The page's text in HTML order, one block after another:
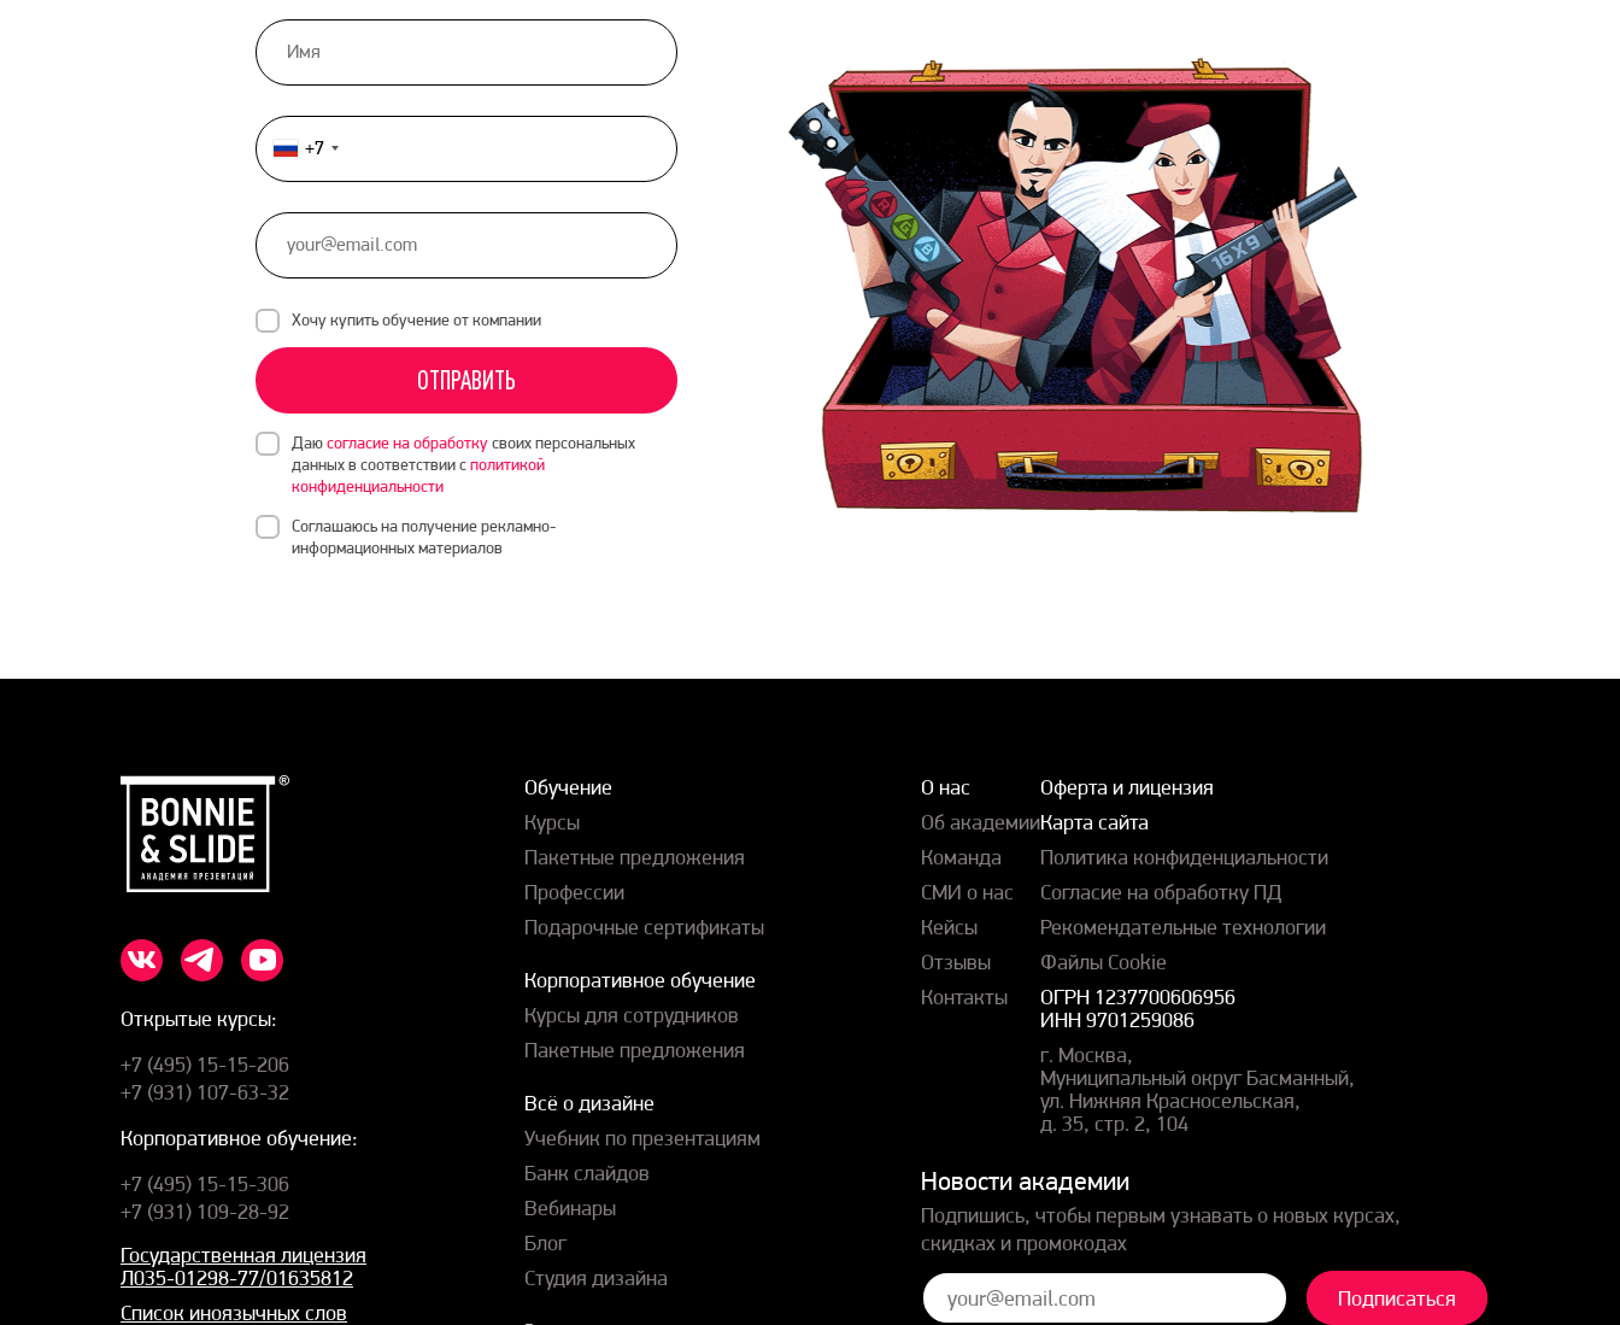
Россия
+7
+7
Хочу купить обучение от компании
ОТПРАВИТЬ
Даюсогласие на обработкусвоих персональных
данных в соответствии сполитикой
конфиденциальности
Соглашаюсь на получение рекламно-
информационных материалов
Открытые курсы:
+7 (495) 15-15-206
+7 (931) 107-63-32
Корпоративное обучение:
+7 (495) 15-15-306
+7 (931) 109-28-92
Государственная лицензия
Л035-01298-77/01635812
Список иноязычных слов
Обучение
Курсы
Пакетные предложения
Профессии
Подарочные сертификаты
Корпоративное обучение
Курсы для сотрудников
Пакетные предложения
Всё о дизайне
Учебник по презентациям
Банк слайдов
Вебинары
Блог
Студия дизайна
О нас
Об академии
Команда
СМИ о нас
Кейсы
Отзывы
Контакты
Оферта и лицензия
Карта сайта
Политика конфиденциальности
Согласие на обработку ПД
Рекомендательные технологии
Файлы Cookie
ОГРН 1237700606956
ИНН 9701259086
г. Москва,
Муниципальный округ Басманный,
ул. Нижняя Красносельская,
д. 35, стр. 2, 104
Новости академии
Подпишись, чтобы первым узнавать о новых курсах,
скидках и промокодах
Подписаться